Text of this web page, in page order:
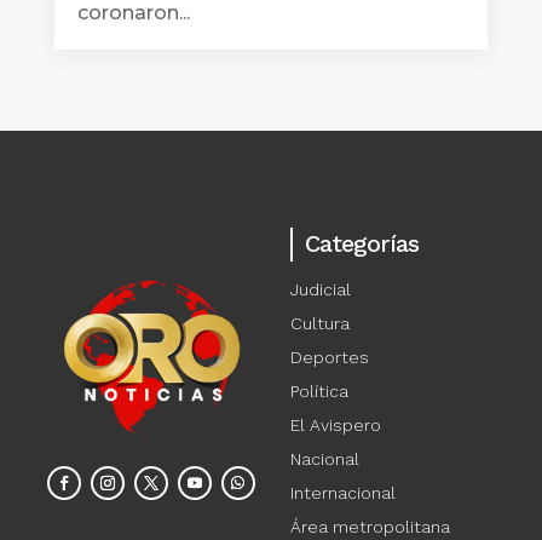
coronaron...
Categorías
Judicial
Cultura
Deportes
Política
El Avispero
Nacional
Internacional
Área metropolitana